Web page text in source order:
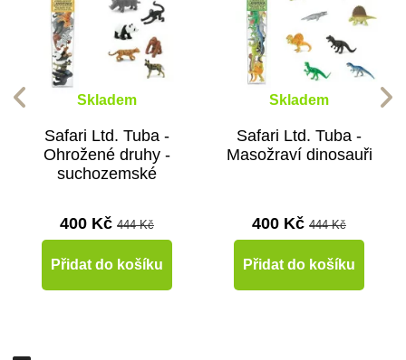
Skladem
Safari Ltd. Tuba -
Ohrožené druhy -
suchozemské
400 Kč 444 Kč
Přidat do košíku
Skladem
Safari Ltd. Tuba -
Masožraví dinosauři
400 Kč 444 Kč
Přidat do košíku